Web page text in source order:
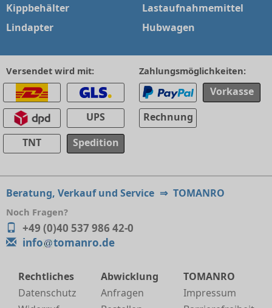
Kippbehälter
Lindapter
Lastaufnahmemittel
Hubwagen
Versendet wird mit:
UPS
TNT
Spedition
Zahlungsmöglichkeiten:
Vorkasse
Rechnung
Beratung, Verkauf und Service ⇒ TOMANRO
Noch Fragen?
+49 (0)40 537 986 42-0
info
tomanro.de
Rechtliches
Datenschutz
Abwicklung
Anfragen
TOMANRO
Impressum